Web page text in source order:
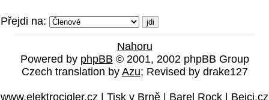
Přejdi na:
Nahoru
Powered by phpBB © 2001, 2002 phpBB Group
Czech translation by Azu; Revised by drake127
www.elektrocigler.cz | Tisk v Brně | Barel Rock | Bejci.cz